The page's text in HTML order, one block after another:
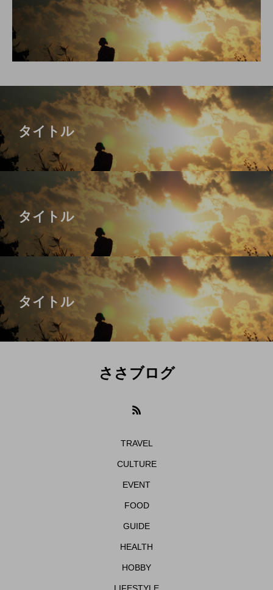
タイトル
タイトル
タイトル
ささブログ
TRAVEL
CULTURE
EVENT
FOOD
GUIDE
HEALTH
HOBBY